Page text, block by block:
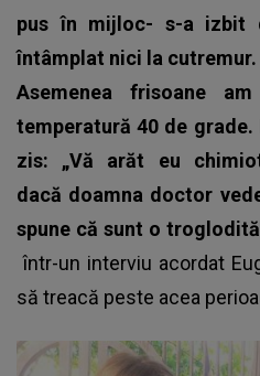
pus în mijloc- s-a izbit
întâmplat nici la cutremur.
Asemenea frisoane
temperatură 40 de
zis: „Vă arăt eu
dacă doamna doctor
spune că sunt o
într-un interviu acordat
să treacă peste acea